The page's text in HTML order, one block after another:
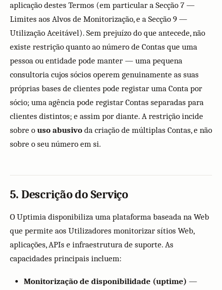
aplicação destes Termos (em particular a Secção 7 —
Limites aos Alvos de Monitorização, e a Secção 9 —
Utilização Aceitável). Sem prejuízo do que antecede, não
existe restrição quanto ao número de Contas que uma
pessoa ou entidade pode manter — uma pequena
consultoria cujos sócios operem genuinamente as suas
próprias bases de clientes pode registar uma Conta por
sócio; uma agência pode registar Contas separadas para
clientes distintos; e assim por diante. A restrição incide
sobre o uso abusivo da criação de múltiplas Contas, e não
sobre o seu número em si.
5. Descrição do Serviço
O Uptimia disponibiliza uma plataforma baseada na Web
que permite aos Utilizadores monitorizar sítios Web,
aplicações, APIs e infraestrutura de suporte. As
capacidades principais incluem:
Monitorização de disponibilidade (uptime) —